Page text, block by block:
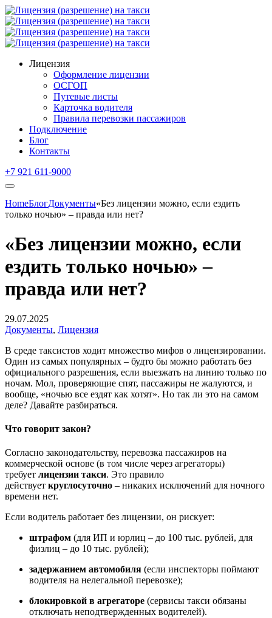
Лицензия
Оформление лицензии
ОСГОП
Путевые листы
Карточка водителя
Правила перевозки пассажиров
Подключение
Блог
Контакты
+7 921 611-9000
HomeБлогДокументы«Без лицензии можно, если ездить
только ночью» – правда или нет?
«Без лицензии можно, если
ездить только ночью» –
правда или нет?
29.07.2025
Документы, Лицензия
В среде таксистов ходит множество мифов о лицензировании.
Один из самых популярных – будто бы можно работать без
официального разрешения, если выезжать на линию только по
ночам. Мол, проверяющие спят, пассажиры не жалуются, и
вообще, «ночью все ездят как хотят». Но так ли это на самом
деле? Давайте разбираться.
Что говорит закон?
Согласно законодательству, перевозка пассажиров на
коммерческой основе (в том числе через агрегаторы)
требует лицензии такси. Это правило
действует круглосуточно – никаких исключений для ночного
времени нет.
Если водитель работает без лицензии, он рискует:
штрафом (для ИП и юрлиц – до 100 тыс. рублей, для
физлиц – до 10 тыс. рублей);
задержанием автомобиля (если инспекторы поймают
водителя на нелегальной перевозке);
блокировкой в агрегаторе (сервисы такси обязаны
отключать неподтвержденных водителей).